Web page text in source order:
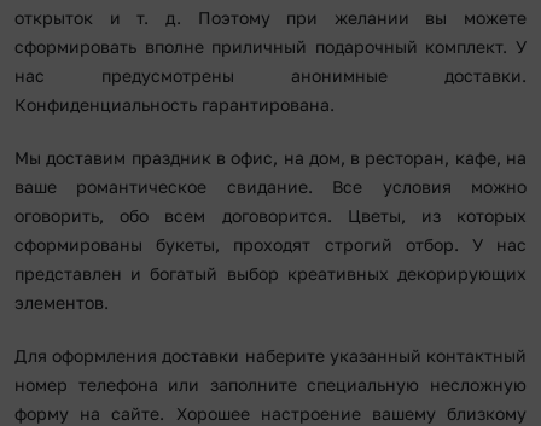
открыток и т. д. Поэтому при желании вы можете
сформировать вполне приличный подарочный комплект. У
нас предусмотрены анонимные доставки.
Конфиденциальность гарантирована.
Мы доставим праздник в офис, на дом, в ресторан, кафе, на
ваше романтическое свидание. Все условия можно
оговорить, обо всем договорится. Цветы, из которых
сформированы букеты, проходят строгий отбор. У нас
представлен и богатый выбор креативных декорирующих
элементов.
Для оформления доставки наберите указанный контактный
номер телефона или заполните специальную несложную
форму на сайте. Хорошее настроение вашему близкому